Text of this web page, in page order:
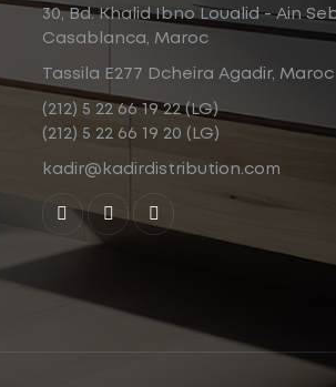
30, Bd. Khalid Ibno Loualid - Ain
Casablanca, Maroc
Tassila E277 Dcheira Agadir, Maroc
(212) 5 22 66 19 22 (LG)
(212) 5 22 66 19 20 (LG)
kadir@kadirdistribution.com